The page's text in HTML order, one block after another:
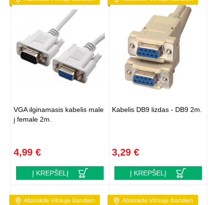
VGA ilginamasis kabelis male
į female 2m.
4,99 €
Į KREPŠELĮ
Kabelis DB9 lizdas - DB9 2m.
3,29 €
Į KREPŠELĮ
Atsiimkite Vilniuje šiandien Atsiimkite Vilniuje šiandien